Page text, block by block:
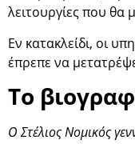
λειτουργίες που
Εν κατακλείδι, οι
έπρεπε να
Το
Ο Στέλιος Νομικός